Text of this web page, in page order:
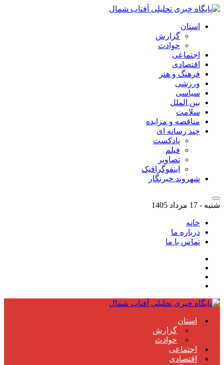
استان
گزارش
حوادث
اجتماعی
اقتصادی
فرهنگ و هنر
ورزشی
سیاسی
بین الملل
سلامت
مناقصه و مزایده
چند رسانه ای
پادکست
فیلم
تصاویر
اینفوگرافیک
شهروند خبرنگار
شنبه - 17 مرداد 1405
خانه
درباره ما
تماس با ما
استان
گزارش
حوادث
اجتماعی
اقتصادی